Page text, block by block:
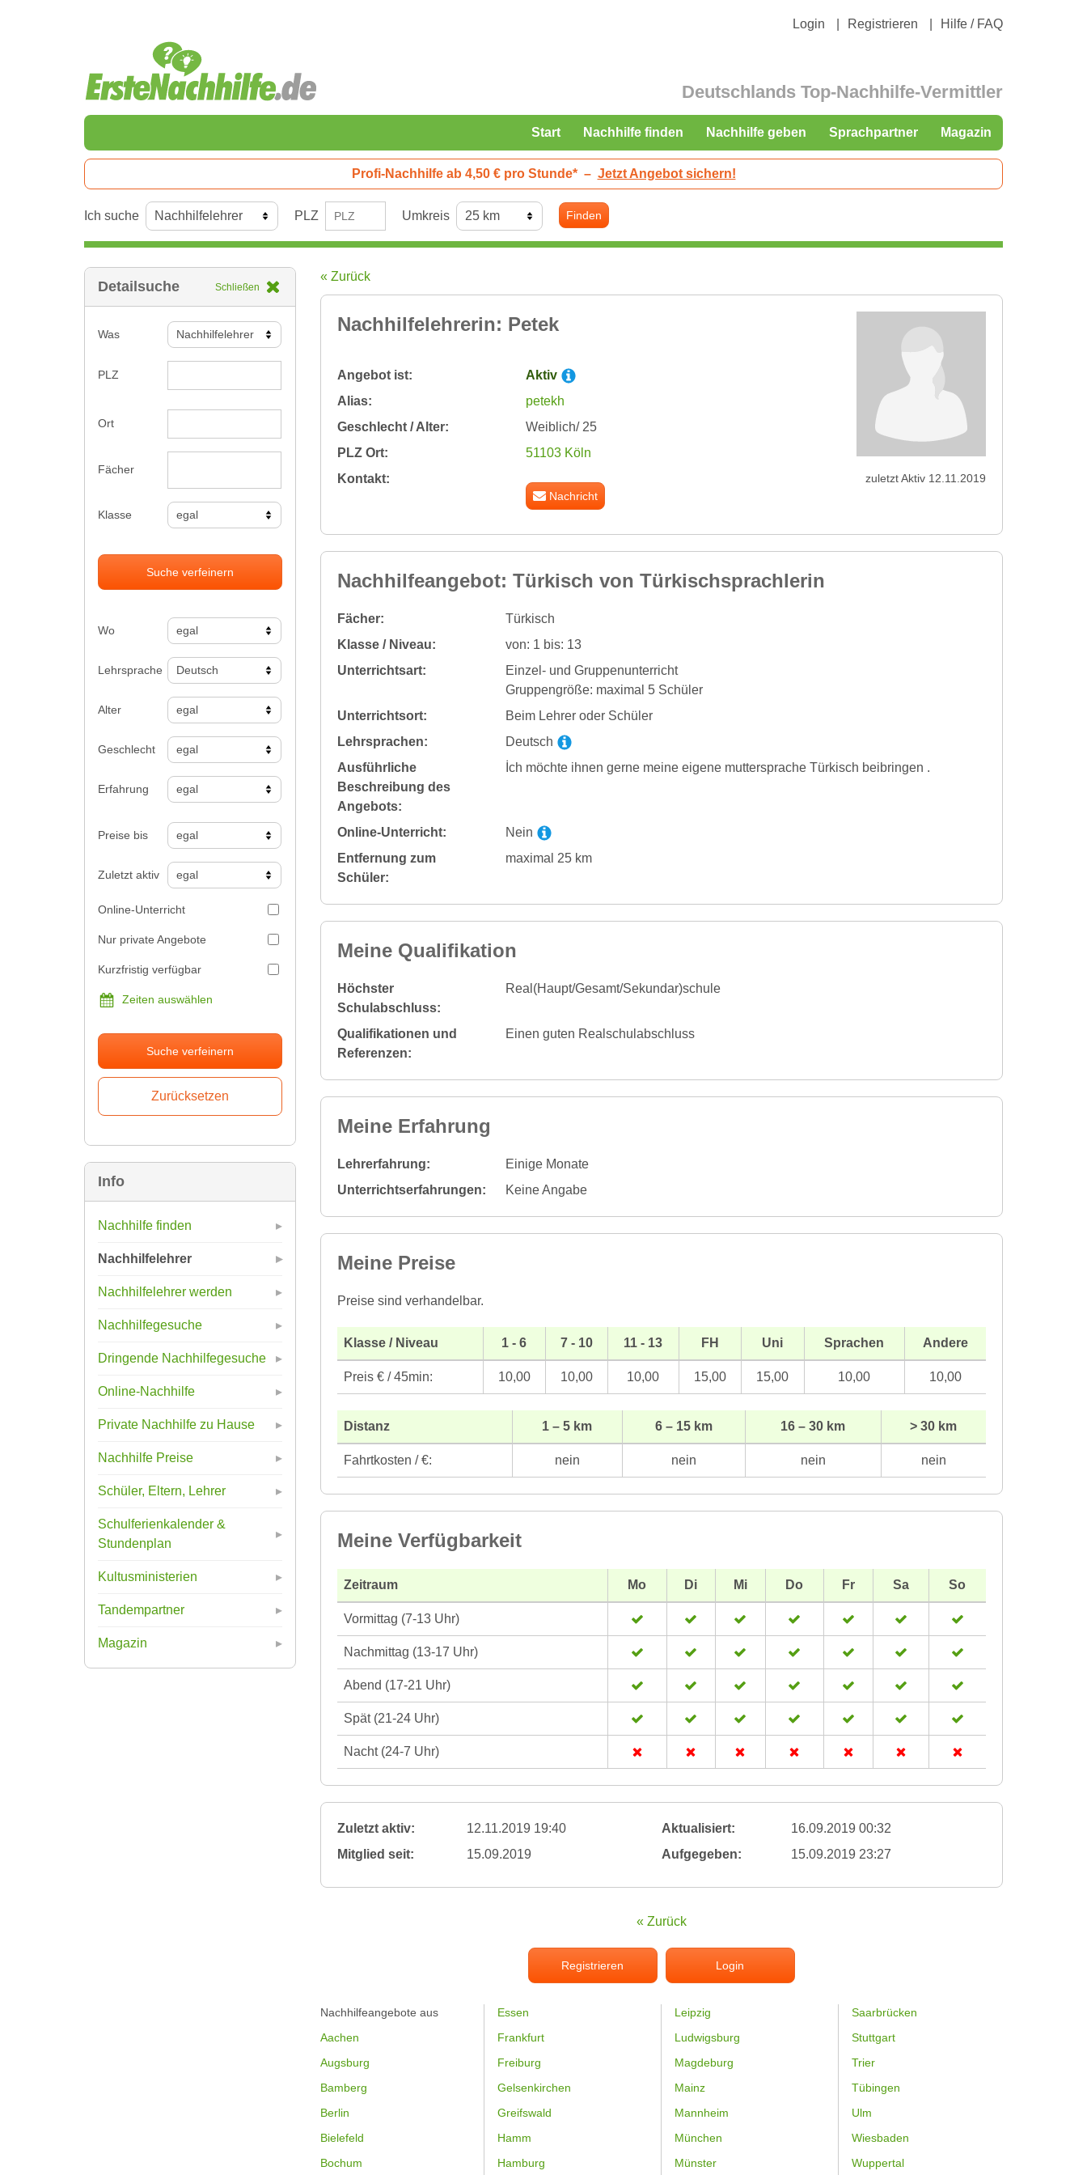
Login Registrieren Hilfe / FAQ
Deutschlands Top-Nachhilfe-Vermittler
Start Nachhilfe finden Nachhilfe geben Sprachpartner Magazin
Profi-Nachhilfe ab 4,50 € pro Stunde* – Jetzt Angebot sichern!
Ich suche PLZ Umkreis Finden
Detailsuche Schließen
Was
PLZ
Ort
Fächer
Klasse
Suche verfeinern
Wo
Lehrsprache
Alter
Geschlecht
Erfahrung
Preise bis
Zuletzt aktiv
Online-Unterricht
Nur private Angebote
Kurzfristig verfügbar
Zeiten auswählen
Suche verfeinern
Info
Nachhilfe finden
Nachhilfelehrer
Nachhilfelehrer werden
Nachhilfegesuche
Dringende Nachhilfegesuche
Online-Nachhilfe
Private Nachhilfe zu Hause
Nachhilfe Preise
Schüler, Eltern, Lehrer
Schulferienkalender &
Stundenplan
Kultusministerien
Tandempartner
Magazin
« Zurück
Nachhilfelehrerin: Petek
Angebot ist:
Aktiv
Alias:
petekh
Geschlecht / Alter:
Weiblich/ 25
PLZ Ort:
51103 Köln
Kontakt:
Nachricht
zuletzt Aktiv 12.11.2019
Nachhilfeangebot: Türkisch von Türkischsprachlerin
Fächer:
Türkisch
Klasse / Niveau:
von: 1 bis: 13
Unterrichtsart:
Einzel- und Gruppenunterricht
Gruppengröße: maximal 5 Schüler
Unterrichtsort:
Beim Lehrer oder Schüler
Lehrsprachen:
Deutsch
Ausführliche
Beschreibung des
Angebots:
İch möchte ihnen gerne meine eigene muttersprache Türkisch beibringen .
Online-Unterricht:
Nein
Entfernung zum
Schüler:
maximal 25 km
Meine Qualifikation
Höchster
Schulabschluss:
Real(Haupt/Gesamt/Sekundar)schule
Qualifikationen und
Referenzen:
Einen guten Realschulabschluss
Meine Erfahrung
Lehrerfahrung:
Einige Monate
Unterrichtserfahrungen:
Keine Angabe
Meine Preise
Preise sind verhandelbar.
Klasse / Niveau 1 - 6 7 - 10 11 - 13 FH Uni Sprachen Andere
Preis € / 45min: 10,00 10,00 10,00 15,00 15,00 10,00 10,00
Distanz 1 – 5 km 6 – 15 km 16 – 30 km > 30 km
Fahrtkosten / €: nein nein nein nein
Meine Verfügbarkeit
Zeitraum Mo Di Mi Do Fr Sa So
Vormittag (7-13 Uhr)
Nachmittag (13-17 Uhr)
Abend (17-21 Uhr)
Spät (21-24 Uhr)
Nacht (24-7 Uhr)
Zuletzt aktiv: 12.11.2019 19:40 Aktualisiert:
16.09.2019 00:32
Mitglied seit:
15.09.2019 Aufgegeben: 15.09.2019 23:27
« Zurück
Registrieren Login
Nachhilfeangebote aus
Aachen
Augsburg
Bamberg
Berlin
Bielefeld
Bochum
Essen
Frankfurt
Freiburg
Gelsenkirchen
Greifswald
Hamm
Hamburg
Leipzig
Ludwigsburg
Magdeburg
Mainz
Mannheim
München
Münster
Saarbrücken
Stuttgart
Trier
Tübingen
Ulm
Wiesbaden
Wuppertal